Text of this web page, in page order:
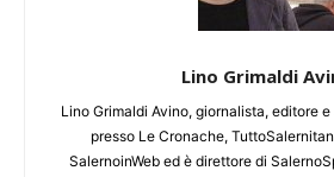
Lino Grimaldi
Lino Grimaldi Avino, giornalista, editore
presso Le Cronache,
SalernoinWeb ed è direttore di